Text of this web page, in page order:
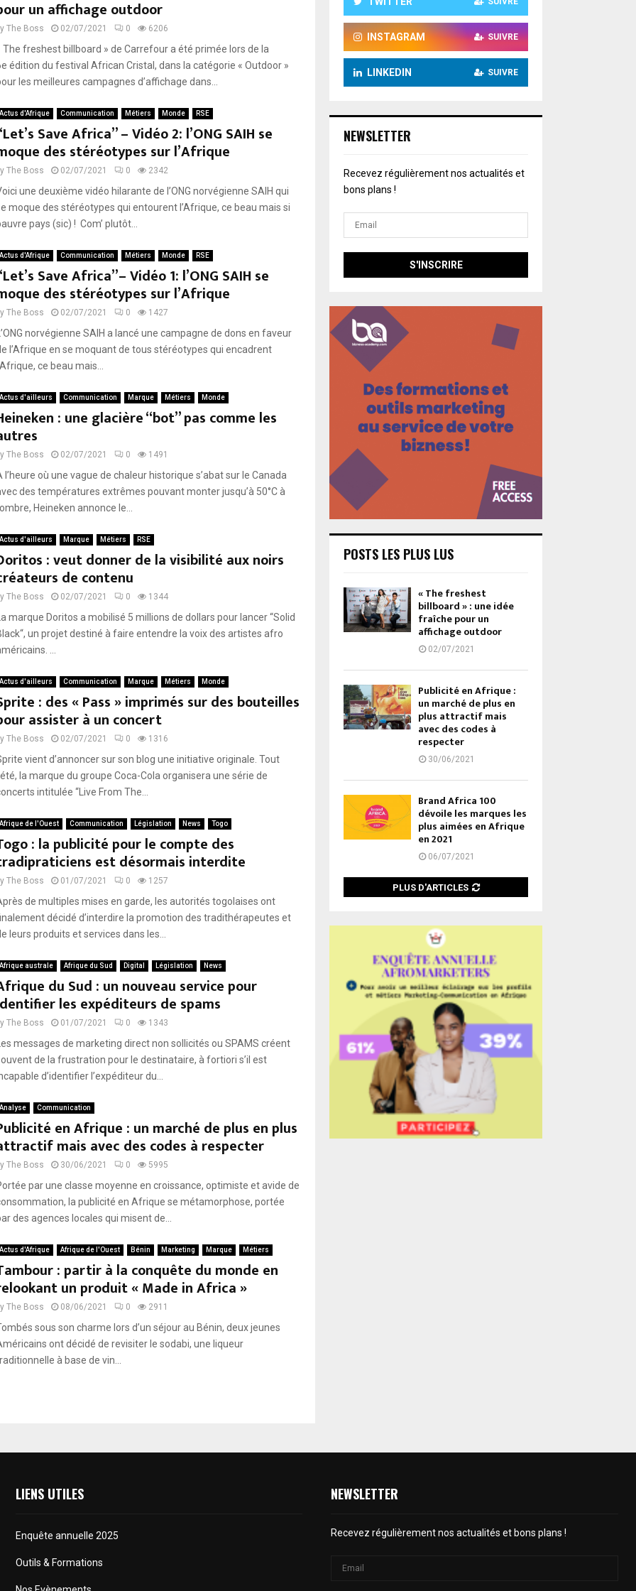
un affichage outdoor
The Boss 02/07/2021 0 6206
The freshest billboard » de Carrefour a été primée lors de la
édition du festival African Cristal, dans la catégorie « Outdoor »
les meilleures campagnes d’affichage dans...
Actus d'Afrique Communication Métiers Monde RSE
Save Africa” – Vidéo 2: l’ONG SAIH se
des stéréotypes sur l’Afrique
The Boss 02/07/2021 0 2342
une deuxième vidéo hilarante de l’ONG norvégienne SAIH qui
moque des stéréotypes qui entourent l’Afrique, ce beau mais si
pays (sic) ! Com’ plutôt...
Actus d'Afrique Communication Métiers Monde RSE
Save Africa”– Vidéo 1: l’ONG SAIH se
des stéréotypes sur l’Afrique
The Boss 02/07/2021 0 1427
norvégienne SAIH a lancé une campagne de dons en faveur
l’Afrique en se moquant de tous stéréotypes qui encadrent
ce beau mais...
Actus d'ailleurs Communication Marque Métiers Monde
: une glacière “bot” pas comme les
The Boss 02/07/2021 0 1491
l’heure où une vague de chaleur historique s’abat sur le Canada
des températures extrêmes pouvant monter jusqu’à 50°C à
Heineken annonce le...
Actus d'ailleurs Marque Métiers RSE
: veut donner de la visibilité aux noirs
de contenu
The Boss 02/07/2021 0 1344
marque Doritos a mobilisé 5 millions de dollars pour lancer “Solid
un projet destiné à faire entendre la voix des artistes afro
...
Actus d'ailleurs Communication Marque Métiers Monde
: des « Pass » imprimés sur des bouteilles
assister à un concert
The Boss 02/07/2021 0 1316
vient d’annoncer sur son blog une initiative originale. Tout
la marque du groupe Coca-Cola organisera une série de
intitulée “Live From The...
Afrique de l'Ouest Communication Législation News Togo
: la publicité pour le compte des
est désormais interdite
The Boss 01/07/2021 0 1257
de multiples mises en garde, les autorités togolaises ont
décidé d’interdire la promotion des tradithérapeutes et
leurs produits et services dans les...
Afrique australe Afrique du Sud Digital Législation News
du Sud : un nouveau service pour
les expéditeurs de spams
The Boss 01/07/2021 0 1343
messages de marketing direct non sollicités ou SPAMS créent
de la frustration pour le destinataire, à fortiori s’il est
d’identifier l’expéditeur du...
Analyse Communication
en Afrique : un marché de plus en plus
mais avec des codes à respecter
The Boss 30/06/2021 0 5995
par une classe moyenne en croissance, optimiste et avide de
la publicité en Afrique se métamorphose, portée
des agences locales qui misent de...
Actus d'Afrique Afrique de l'Ouest Bénin Marketing Marque Métiers
: partir à la conquête du monde en
un produit « Made in Africa »
The Boss 08/06/2021 0 2911
sous son charme lors d’un séjour au Bénin, deux jeunes
ont décidé de revisiter le sodabi, une liqueur
à base de vin...
INSTAGRAM SUIVRE
LINKEDIN SUIVRE
NEWSLETTER
Recevez régulièrement nos actualités et
bons plans !
POSTS LES PLUS LUS
« The freshest
billboard » : une idée
fraîche pour un
affichage outdoor
02/07/2021
Publicité en Afrique :
un marché de plus en
plus attractif mais
avec des codes à
respecter
30/06/2021
Brand Africa 100
dévoile les marques les
plus aimées en Afrique
en 2021
06/07/2021
PLUS D'ARTICLES
LIENS UTILES
Enquête annuelle 2025
Outils & Formations
NEWSLETTER
Recevez régulièrement nos actualités et bons plans !